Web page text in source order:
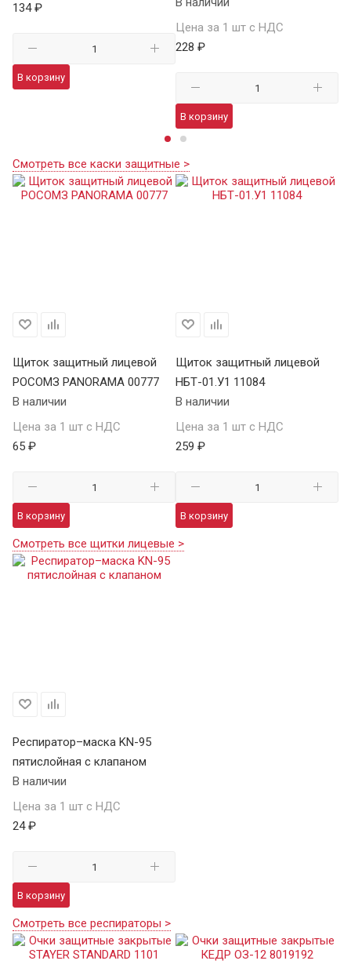
134 ₽
В корзину
Цена за 1 шт с НДС
228 ₽
В корзину
Смотреть все каски защитные >
Щиток защитный лицевой
РОСОМЗ PANORAMA 00777
В наличии
Цена за 1 шт с НДС
65 ₽
В корзину
Щиток защитный лицевой
НБТ-01.У1 11084
В наличии
Цена за 1 шт с НДС
259 ₽
В корзину
Смотреть все щитки лицевые >
Респиратор–маска KN-95
пятислойная с клапаном
В наличии
Цена за 1 шт с НДС
24 ₽
В корзину
Смотреть все респираторы >